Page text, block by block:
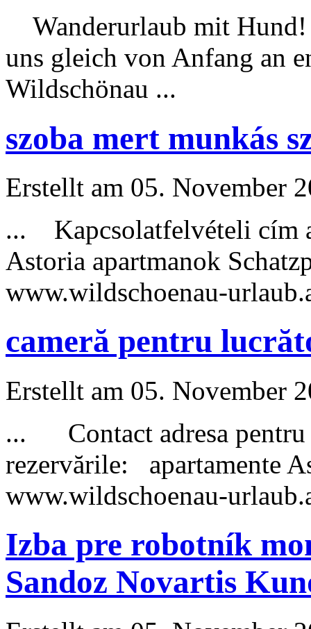
Wanderurlaub mit Hund!
uns gleich von Anfang an
Wildschönau ...
szoba mert munkás
Erstellt am 05. November
... Kapcsolatfelvételi cím
Astoria apartmanok
www.wildschoenau-urlaub
cameră pentru
Erstellt am 05. November
... Contact adresa pentru
rezervările: apartamente
www.wildschoenau-urlaub
Izba pre robotník
Sandoz Novartis